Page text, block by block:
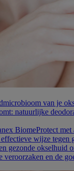
van je
natuurlijke
BiomeProtect
wijze tegen
gezonde okselhuid
veroorzaken en de